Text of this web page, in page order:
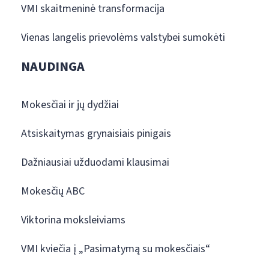
VMI skaitmeninė transformacija
Vienas langelis prievolėms valstybei sumokėti
NAUDINGA
Mokesčiai ir jų dydžiai
Atsiskaitymas grynaisiais pinigais
Dažniausiai užduodami klausimai
Mokesčių ABC
Viktorina moksleiviams
VMI kviečia į „Pasimatymą su mokesčiais“